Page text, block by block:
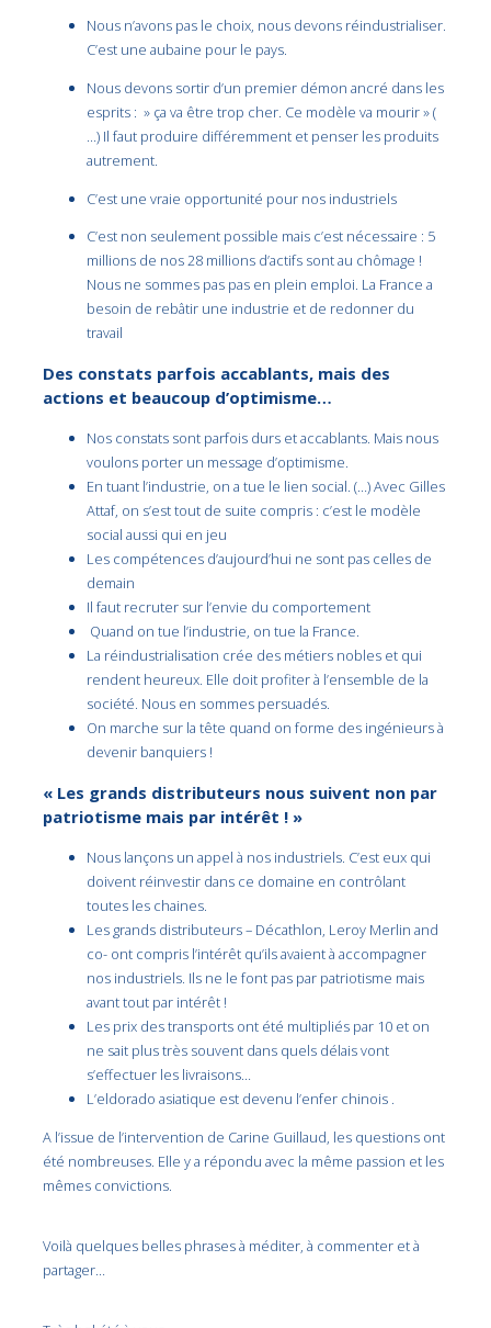
Nous n’avons pas le choix, nous devons réindustrialiser.
C’est une aubaine pour le pays.
Nous devons sortir d’un premier démon ancré dans les
esprits : » ça va être trop cher. Ce modèle va mourir » (
…) Il faut produire différemment et penser les produits
autrement.
C’est une vraie opportunité pour nos industriels
C’est non seulement possible mais c’est nécessaire : 5
millions de nos 28 millions d’actifs sont au chômage !
Nous ne sommes pas pas en plein emploi. La France a
besoin de rebâtir une industrie et de redonner du
travail
Des constats parfois accablants, mais des
actions et beaucoup d’optimisme…
Nos constats sont parfois durs et accablants. Mais nous
voulons porter un message d’optimisme.
En tuant l’industrie, on a tue le lien social. (…) Avec Gilles
Attaf, on s’est tout de suite compris : c’est le modèle
social aussi qui en jeu
Les compétences d’aujourd’hui ne sont pas celles de
demain
Il faut recruter sur l’envie du comportement
Quand on tue l’industrie, on tue la France.
La réindustrialisation crée des métiers nobles et qui
rendent heureux. Elle doit profiter à l’ensemble de la
société. Nous en sommes persuadés.
On marche sur la tête quand on forme des ingénieurs à
devenir banquiers !
« Les grands distributeurs nous suivent non par
patriotisme mais par intérêt ! »
Nous lançons un appel à nos industriels. C’est eux qui
doivent réinvestir dans ce domaine en contrôlant
toutes les chaines.
Les grands distributeurs – Décathlon, Leroy Merlin and
co- ont compris l’intérêt qu’ils avaient à accompagner
nos industriels. Ils ne le font pas par patriotisme mais
avant tout par intérêt !
Les prix des transports ont été multipliés par 10 et on
ne sait plus très souvent dans quels délais vont
s’effectuer les livraisons…
L’eldorado asiatique est devenu l’enfer chinois .
A l’issue de l’intervention de Carine Guillaud, les questions ont
été nombreuses. Elle y a répondu avec la même passion et les
mêmes convictions.
Voilà quelques belles phrases à méditer, à commenter et à
partager…